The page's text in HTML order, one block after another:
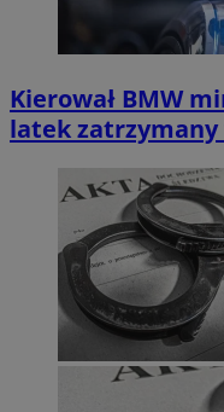
Kierował BMW
latek zatrzymany